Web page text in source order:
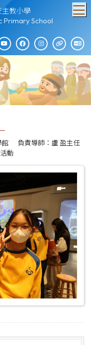
教小學
Primary School
館
負責導師：盧 盈主任
動